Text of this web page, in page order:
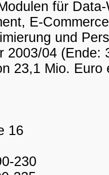
für
E-
und
2003/04 (Ende:
23,1 Mio.
16
230